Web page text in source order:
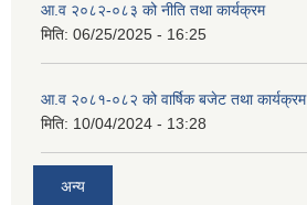
आ.व २०८२-०८३ को नीति तथा कार्यक्रम
मिति: 06/25/2025 - 16:25
आ.व २०८१-०८२ को वार्षिक बजेट तथा कार्यक्रम
मिति: 10/04/2024 - 13:28
अन्य